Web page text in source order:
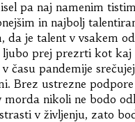
pa naj namenim tistim
in najbolj
da je talent v vsakem
ljubo prej prezrti kot kaj
času pandemije
Brez ustrezne
morda nikoli ne bodo
v življenju, zato